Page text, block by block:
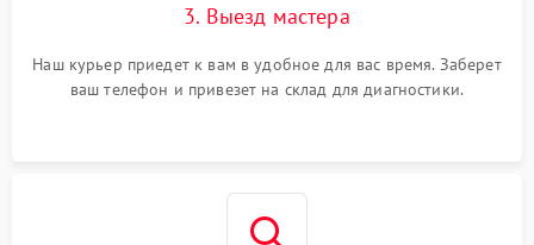
3. Выезд мастера
Наш курьер приедет к вам в удобное для вас время. Заберет
ваш телефон и привезет на склад для диагностики.